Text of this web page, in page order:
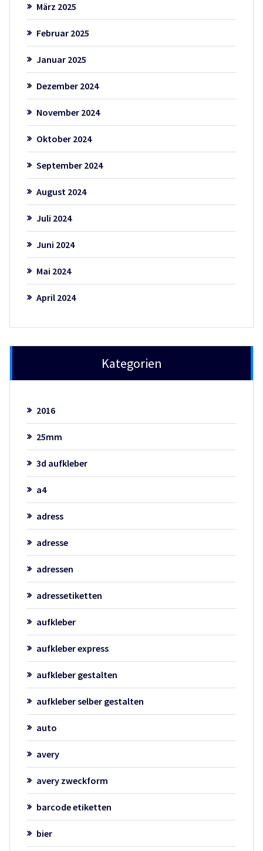
März 2025
Februar 2025
Januar 2025
Dezember 2024
November 2024
Oktober 2024
September 2024
August 2024
Juli 2024
Juni 2024
Mai 2024
April 2024
Kategorien
2016
25mm
3d aufkleber
a4
adress
adresse
adressen
adressetiketten
aufkleber
aufkleber express
aufkleber gestalten
aufkleber selber gestalten
auto
avery
avery zweckform
barcode etiketten
bier